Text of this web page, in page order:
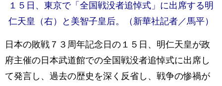
１５日、東京で「全国戦没者追悼式」に出席する明
仁天皇（右）と美智子皇后。（新華社記者／馬平）
日本の敗戦７３周年記念日の１５日、明仁天皇が政
府主催の日本武道館での全国戦没者追悼式に出席し
て発言し、過去の歴史を深く反省し、戦争の惨禍が